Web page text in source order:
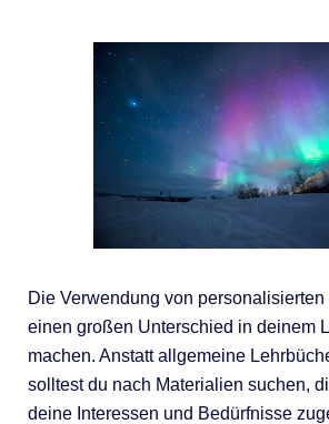
Die Verwendung von
einen großen Unterschied in deinem
machen. Anstatt allgemeine
solltest du nach Materialien suchen,
deine Interessen und Bedürfnisse